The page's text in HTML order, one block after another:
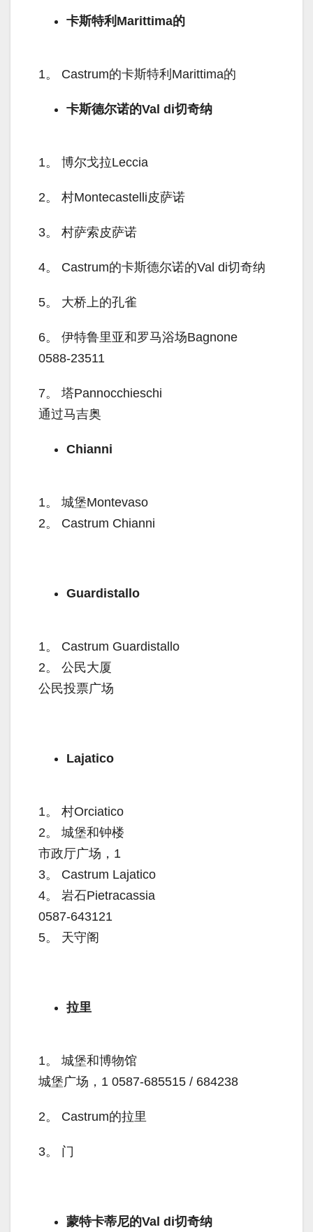
卡斯特利Marittima的
1。 Castrum的卡斯特利Marittima的
卡斯德尔诺的Val di切奇纳
1。 博尔戈拉Leccia
2。 村Montecastelli皮萨诺
3。 村萨索皮萨诺
4。 Castrum的卡斯德尔诺的Val di切奇纳
5。 大桥上的孔雀
6。
伊特鲁里亚和罗马浴场Bagnone
0588-23511
7。
塔Pannocchieschi
通过马吉奥
Chianni
1。
城堡Montevaso
2。
Castrum Chianni
Guardistallo
1。
Castrum Guardistallo
2。
公民大厦
公民投票广场
Lajatico
1。
村Orciatico
2。
城堡和钟楼
市政厅广场，1
3。
Castrum Lajatico
4。
岩石Pietracassia
0587-643121
5。
天守阁
拉里
1。
城堡和博物馆
城堡广场，1 0587-685515 / 684238
2。 Castrum的拉里
3。 门
蒙特卡蒂尼的Val di切奇纳